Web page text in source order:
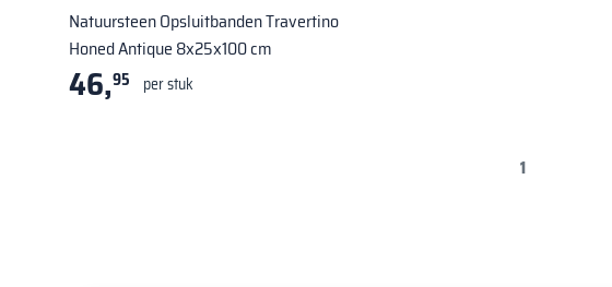
Natuursteen Opsluitbanden Travertino
Honed Antique 8x25x100 cm
46,95 per stuk
1